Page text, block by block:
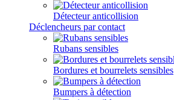
Détecteur anticollision
Déclencheurs par contact
Rubans sensibles
Bordures et bourrelets sensibles
Bumpers à détection